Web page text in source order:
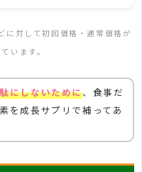
に対して初回価格・通常価格が
います。
にしないために、食事だ
を成長サプリで補ってあ